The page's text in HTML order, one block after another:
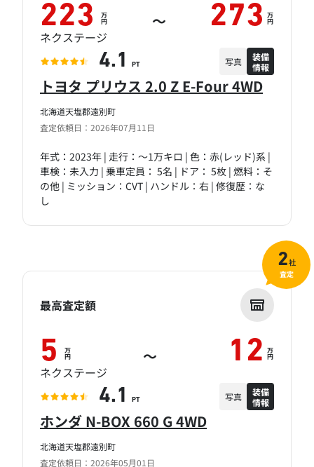
北海道天塩郡遠別町
査定依頼日：2026年07月11日
トヨタ プリウス 2.0 Z E-Four 4WD
年式：2023年 | 走行：～1万キロ | 色：赤(レッド)系 |
車検：未入力 | 乗車定員： 5名 | ドア： 5枚 | 燃料：そ
の他 | ミッション：CVT | ハンドル：右 | 修復歴：な
し
223 万
円 ～ 273 万
円
ネクステージ
4.1 PT 写真
装備
情報
北海道天塩郡遠別町
査定依頼日：2026年05月01日
ホンダ N-BOX 660 G 4WD
最高査定額
5 万
円 ～ 12 万
円
ネクステージ
4.1 PT 写真
装備
情報
2社
査定